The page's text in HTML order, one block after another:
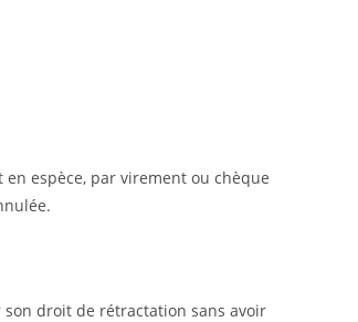
espèce, par virement ou chèque
son droit de rétractation sans avoir